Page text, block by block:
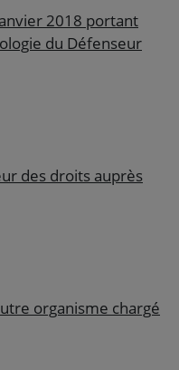
2018 portant
du Défenseur
des droits auprès
organisme chargé